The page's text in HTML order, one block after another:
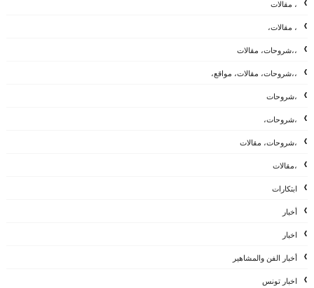
، مقالات
، مقالات،
،،شروحات، مقالات
،،شروحات، مقالات، مواقع،
،شروحات
،شروحات،
،شروحات، مقالات
،مقالات
ابتكارات
أخبار
اخبار
أخبار الفن والمشاهير
اخبار تونس